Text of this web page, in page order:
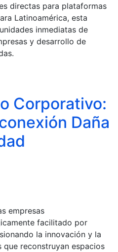
directas para plataformas
Latinoamérica, esta
inmediatas de
y desarrollo de
Corporativo:
Daña
empresas
facilitado por
la innovación y la
reconstruyan espacios